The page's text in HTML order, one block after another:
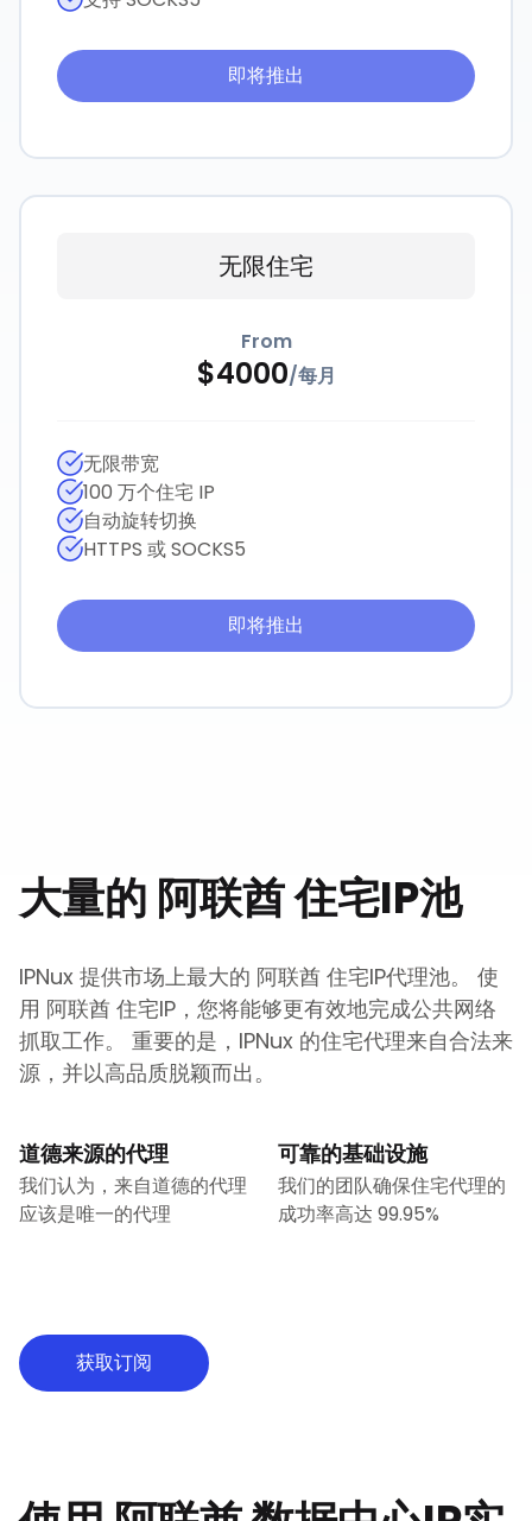
即将推出
无限住宅
From
$4000/每月
无限带宽
100 万个住宅 IP
自动旋转切换
HTTPS 或 SOCKS5
即将推出
大量的 阿联酋住宅IP池
IPNux 提供市场上最大的 阿联酋 住宅IP代理池。 使
用 阿联酋 住宅IP，您将能够更有效地完成公共网络
抓取工作。 重要的是，IPNux 的住宅代理来自合法来
源，并以高品质脱颖而出。
道德来源的代理
我们认为，来自道德的代理
应该是唯一的代理
可靠的基础设施
我们的团队确保住宅代理的
成功率高达 99.95%
获取订阅